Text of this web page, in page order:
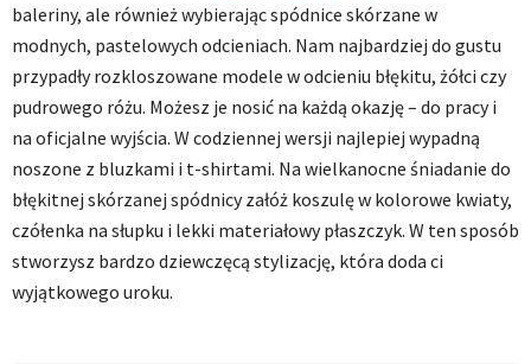
baleriny, ale również wybierając spódnice skórzane w
modnych, pastelowych odcieniach. Nam najbardziej do gustu
przypadły rozkloszowane modele w odcieniu błękitu, żółci czy
pudrowego różu. Możesz je nosić na każdą okazję – do pracy i
na oficjalne wyjścia. W codziennej wersji najlepiej wypadną
noszone z bluzkami i t-shirtami. Na wielkanocne śniadanie do
błękitnej skórzanej spódnicy załóż koszulę w kolorowe kwiaty,
czółenka na słupku i lekki materiałowy płaszczyk. W ten sposób
stworzysz bardzo dziewczęcą stylizację, która doda ci
wyjątkowego uroku.